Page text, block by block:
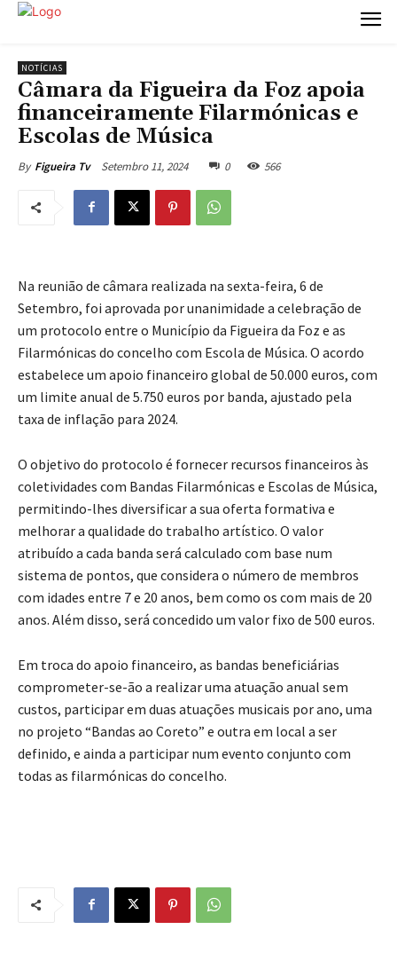
NOTÍCIAS
Câmara da Figueira da Foz apoia
financeiramente Filarmónicas e
Escolas de Música
By Figueira Tv Setembro 11, 2024 0 566
Na reunião de câmara realizada na sexta-feira, 6 de
Setembro, foi aprovada por unanimidade a celebração de
um protocolo entre o Município da Figueira da Foz e as
Filarmónicas do concelho com Escola de Música. O acordo
estabelece um apoio financeiro global de 50.000 euros, com
um limite anual de 5.750 euros por banda, ajustado pela
taxa de inflação para 2024.
O objetivo do protocolo é fornecer recursos financeiros às
coletividades com Bandas Filarmónicas e Escolas de Música,
permitindo-lhes diversificar a sua oferta formativa e
melhorar a qualidade do trabalho artístico. O valor
atribuído a cada banda será calculado com base num
sistema de pontos, que considera o número de membros
com idades entre 7 e 20 anos, bem como os com mais de 20
anos. Além disso, será concedido um valor fixo de 500 euros.
Em troca do apoio financeiro, as bandas beneficiárias
comprometer-se-ão a realizar uma atuação anual sem
custos, participar em duas atuações musicais por ano, uma
no projeto “Bandas ao Coreto” e outra em local a ser
definido, e ainda a participar num evento conjunto com
todas as filarmónicas do concelho.